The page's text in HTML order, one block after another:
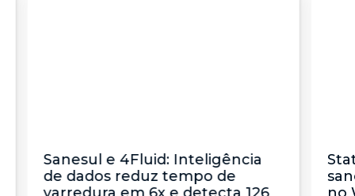
Sanesul e 4Fluid: Inteligência
de dados reduz tempo de